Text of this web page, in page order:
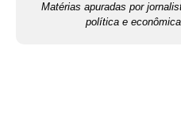
Matérias apuradas por
política e